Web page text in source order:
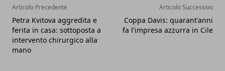
Articolo Precedente
Petra Kvitova aggredita e
ferita in casa: sottoposta a
intervento chirurgico alla
mano
Articolo Successivo
Coppa Davis: quarant'anni
fa l'impresa azzurra in Cile